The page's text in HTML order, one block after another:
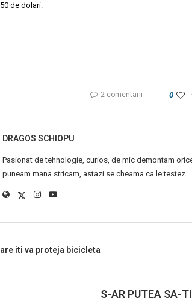
de dolari.
2 comentarii 0
DRAGOS SCHIOPU
Pasionat de tehnologie, curios, de mic demontam
puneam mana stricam, astazi se cheama ca le testez.
iti va proteja bicicleta
S-AR PUTEA SA-